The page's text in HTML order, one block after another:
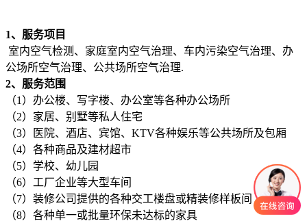
1、服务项目
室内空气检测、家庭室内空气治理、车内污染空气治理、办
公场所空气治理、公共场所空气治理.
2、服务范围
（1）办公楼、写字楼、办公室等各种办公场所
（2）家居、别墅等私人住宅
（3）医院、酒店、宾馆、KTV各种娱乐等公共场所及包厢
（4）各种商品及建材超市
（5）学校、幼儿园
（6）工厂企业等大型车间
（7）装修公司提供的各种交工楼盘或精装修样板间
（8）各种单一或批量环保未达标的家具